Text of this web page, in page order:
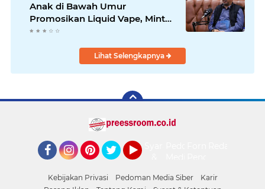
Anak di Bawah Umur
Promosikan Liquid Vape, Minta
Aparat Bertindak Tegas
Lihat Selengkapnya
Kebijakan Privasi Pedoman Media Siber
Karir